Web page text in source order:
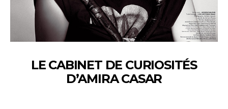
LE CABINET DE CURIOSITÉS
D’AMIRA CASAR